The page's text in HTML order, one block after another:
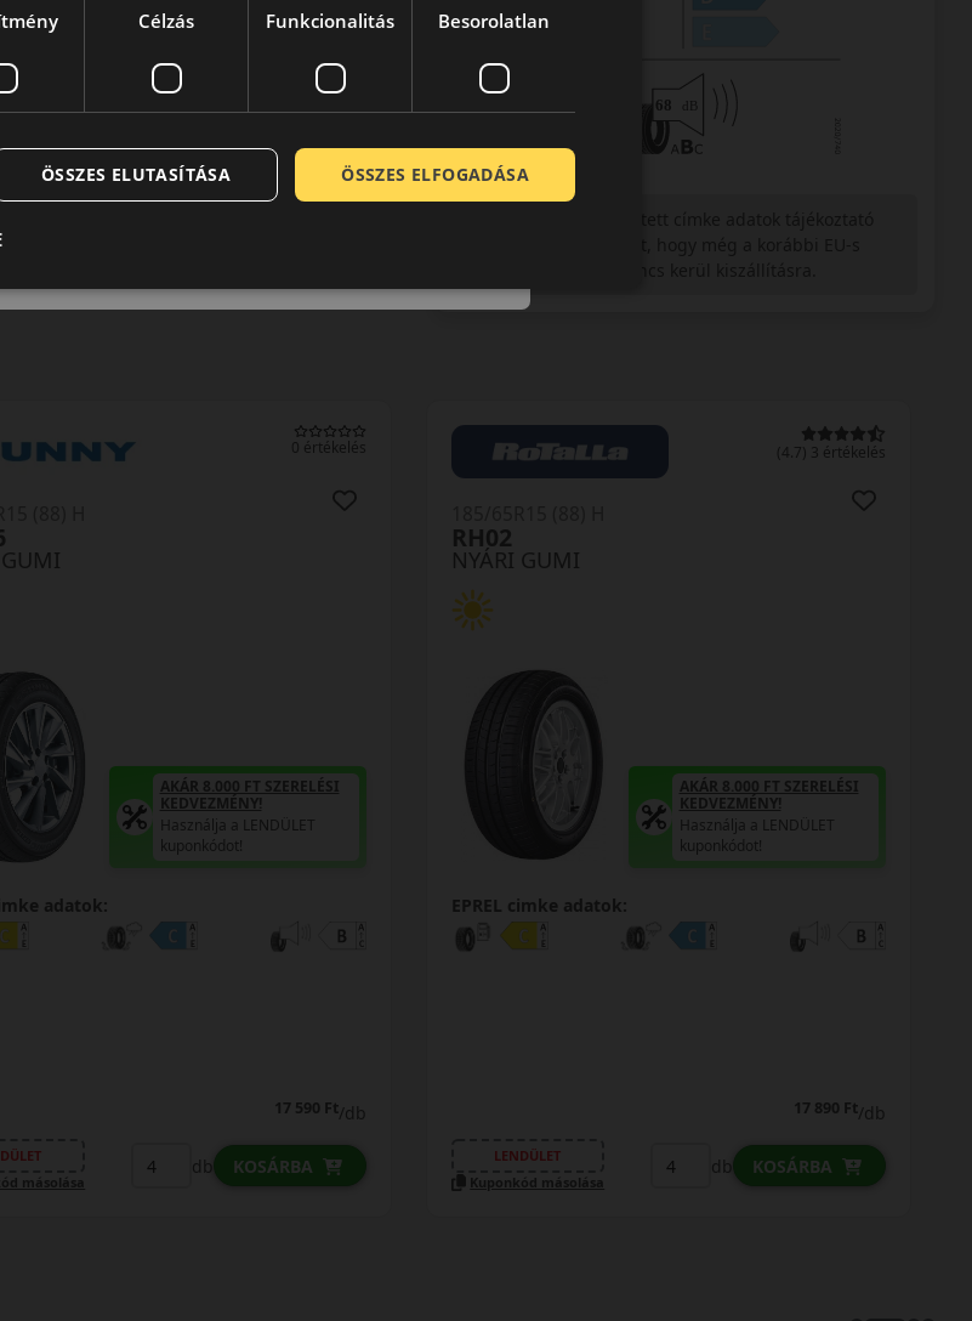
(5) 3 értékelés
HD Plus
AKÁR 8.000 FT SZERELÉSI
KEDVEZMÉNY!
Használja a LENDÜLET
kuponkódot!
adatok:
19 690 Ft/db
másolása
db KOSÁRBA
0 értékelés
NYÁRI GUMI
HS52 Ecsta
0%
EPREL cimke adatok:
21 690 Ft
21 290 Ft/db
Célzás Funkcionalitás Besorolatlan
ÖSSZES ELFOGADÁSA
ÖSSZES ELUTASÍTÁSA